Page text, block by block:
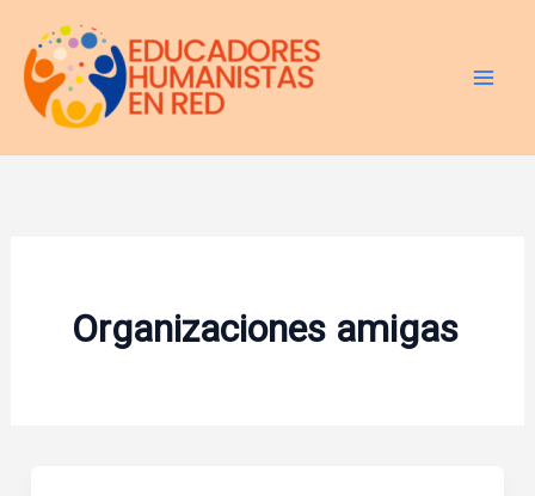
contenido
Organizaciones amigas